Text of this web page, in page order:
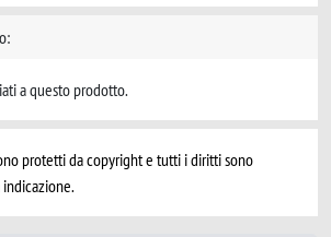
a questo prodotto.
protetti da copyright e tutti i diritti sono
indicazione.